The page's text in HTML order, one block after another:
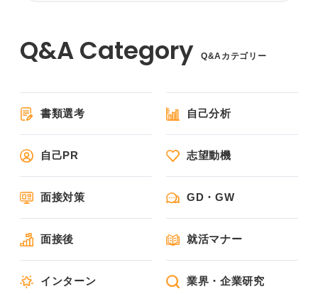
Q&Aカテゴリー
書類選考 自己分析
自己PR 志望動機
面接対策 GD・GW
面接後 就活マナー
インターン 業界・企業研究